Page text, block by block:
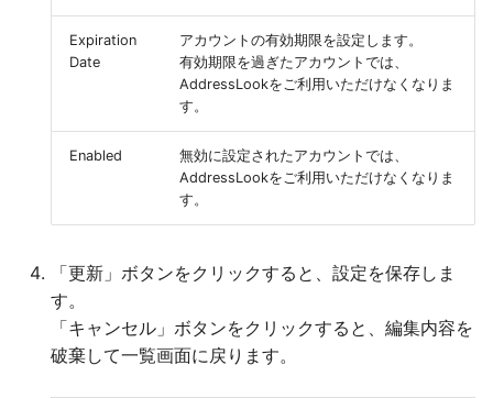
Expiration
Date
アカウントの有効期限を設定します。
有効期限を過ぎたアカウントでは、
AddressLookをご利用いただけなくなりま
す。
Enabled
無効に設定されたアカウントでは、
AddressLookをご利用いただけなくなりま
す。
「更新」ボタンをクリックすると、設定を保存しま
す。
「キャンセル」ボタンをクリックすると、編集内容を
破棄して一覧画面に戻ります。